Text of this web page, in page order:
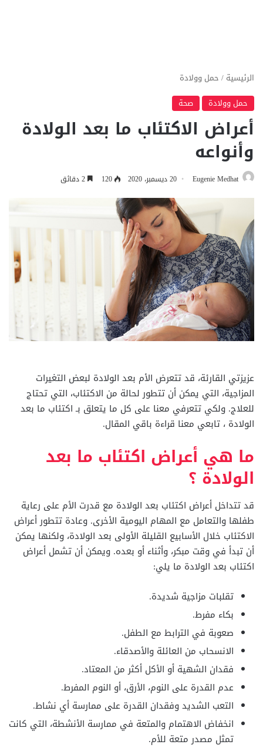
الرئيسية / حمل وولادة
حمل وولادة
صحة
أعراض الاكتئاب ما بعد الولادة
وأنواعه
Eugenie Medhat 20 ديسمبر، 2020 120
عزيزتي القارئة، قد تتعرض الأم بعد الولادة لبعض التغيرات
المزاجية، التي يمكن أن تتطور لحالة من الاكتئاب، التي تحتاج
للعلاج. ولكي تتعرفي معنا على كل ما يتعلق بـ اكتئاب ما بعد
الولادة ، تابعي معنا قراءة باقي المقال.
ما هي أعراض اكتئاب ما بعد
الولادة ؟
قد تتداخل أعراض اكتئاب بعد الولادة مع قدرت الأم على رعاية
طفلها والتعامل مع المهام اليومية الأخرى. وعادة تتطور أعراض
الاكتئاب خلال الأسابيع القليلة الأولى بعد الولادة، ولكنها يمكن
أن تبدأ في وقت مبكر، وأثناء أو بعده. ويمكن أن تشمل أعراض
اكتئاب بعد الولادة ما يلي:
تقلبات مزاجية شديدة.
بكاء مفرط.
صعوبة في الترابط مع الطفل.
الانسحاب من العائلة والأصدقاء.
فقدان الشهية أو الأكل أكثر من المعتاد.
عدم القدرة على النوم، الأرق، أو النوم المفرط.
التعب الشديد وفقدان القدرة على ممارسة أي نشاط.
انخفاض الاهتمام والمتعة في ممارسة الأنشطة، التي كانت
تمثل مصدر متعة للأم.